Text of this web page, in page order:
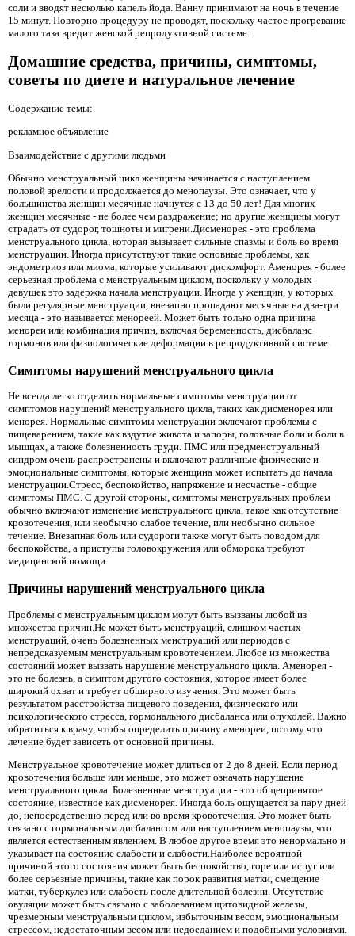
соли и вводят несколько капель йода. Ванну принимают на ночь в течение
15 минут. Повторно процедуру не проводят, поскольку частое прогревание
малого таза вредит женской репродуктивной системе.
Домашние средства, причины, симптомы,
советы по диете и натуральное лечение
Содержание темы:
рекламное объявление
Взаимодействие с другими людьми
Обычно менструальный цикл женщины начинается с наступлением
половой зрелости и продолжается до менопаузы. Это означает, что у
большинства женщин месячные начнутся с 13 до 50 лет! Для многих
женщин месячные - не более чем раздражение; но другие женщины могут
страдать от судорог, тошноты и мигрени.Дисменорея - это проблема
менструального цикла, которая вызывает сильные спазмы и боль во время
менструации. Иногда присутствуют такие основные проблемы, как
эндометриоз или миома, которые усиливают дискомфорт. Аменорея - более
серьезная проблема с менструальным циклом, поскольку у молодых
девушек это задержка начала менструации. Иногда у женщин, у которых
были регулярные менструации, внезапно пропадают месячные на два-три
месяца - это называется менореей. Может быть только одна причина
менореи или комбинация причин, включая беременность, дисбаланс
гормонов или физиологические деформации в репродуктивной системе.
Симптомы нарушений менструального цикла
Не всегда легко отделить нормальные симптомы менструации от
симптомов нарушений менструального цикла, таких как дисменорея или
менорея. Нормальные симптомы менструации включают проблемы с
пищеварением, такие как вздутие живота и запоры, головные боли и боли в
мышцах, а также болезненность груди. ПМС или предменструальный
синдром очень распространены и включают различные физические и
эмоциональные симптомы, которые женщина может испытать до начала
менструации.Стресс, беспокойство, напряжение и несчастье - общие
симптомы ПМС. С другой стороны, симптомы менструальных проблем
обычно включают изменение менструального цикла, такое как отсутствие
кровотечения, или необычно слабое течение, или необычно сильное
течение. Внезапная боль или судороги также могут быть поводом для
беспокойства, а приступы головокружения или обморока требуют
медицинской помощи.
Причины нарушений менструального цикла
Проблемы с менструальным циклом могут быть вызваны любой из
множества причин.Не может быть менструаций, слишком частых
менструаций, очень болезненных менструаций или периодов с
непредсказуемым менструальным кровотечением. Любое из множества
состояний может вызвать нарушение менструального цикла. Аменорея -
это не болезнь, а симптом другого состояния, которое имеет более
широкий охват и требует обширного изучения. Это может быть
результатом расстройства пищевого поведения, физического или
психологического стресса, гормонального дисбаланса или опухолей. Важно
обратиться к врачу, чтобы определить причину аменореи, потому что
лечение будет зависеть от основной причины.
Менструальное кровотечение может длиться от 2 до 8 дней. Если период
кровотечения больше или меньше, это может означать нарушение
менструального цикла. Болезненные менструации - это общепринятое
состояние, известное как дисменорея. Иногда боль ощущается за пару дней
до, непосредственно перед или во время кровотечения. Это может быть
связано с гормональным дисбалансом или наступлением менопаузы, что
является естественным явлением. В любое другое время это ненормально и
указывает на состояние слабости и слабости.Наиболее вероятной
причиной этого состояния может быть беспокойство, горе или испуг или
более серьезные причины, такие как порок развития матки, смещение
матки, туберкулез или слабость после длительной болезни. Отсутствие
овуляции может быть связано с заболеванием щитовидной железы,
чрезмерным менструальным циклом, избыточным весом, эмоциональным
стрессом, недостаточным весом или недоеданием и подобными условиями.